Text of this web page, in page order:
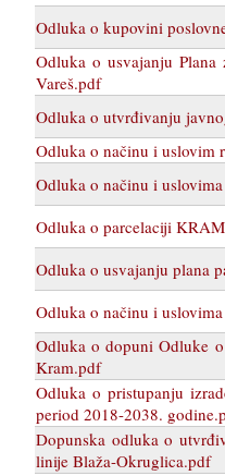
Odluka o kupovini
Odluka o usvajanju Plana
Vareš.pdf
Odluka o utvrđivanju
Odluka o načinu i uslovim
Odluka o načinu i
Odluka o parcelaciji
Odluka o usvajanju plana
Odluka o načinu i
Odluka o dopuni Odluke
Kram.pdf
Odluka o pristupanju
period 2018-2038.
Dopunska odluka o
linije Blaža-Okruglica.pdf